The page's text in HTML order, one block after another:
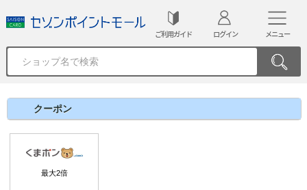
ご利用ガイド ログイン メニュー
クーポン
最大2倍